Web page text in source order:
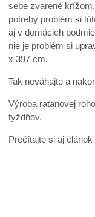
sebe zvarené
potreby problém si
aj v domácich
nie je problém si
x 397 cm.
Tak neváhajte a
Výroba ratanovej
týždňov.
Prečítajte si aj článok